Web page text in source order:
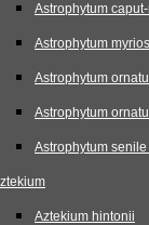
Astrophytum
Astrophytum
Astrophytum
Astrophytum
Astrophytum
Aztekium hintonii